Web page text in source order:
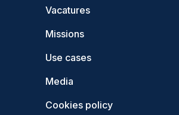
Vacatures
Missions
Use cases
Media
Cookies policy